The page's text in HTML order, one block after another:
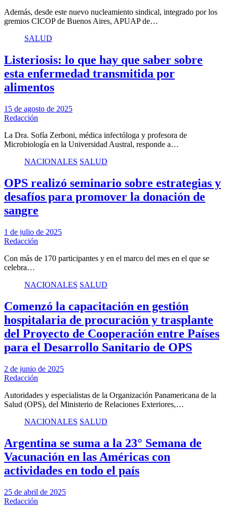
Además, desde este nuevo nucleamiento sindical, integrado por los
gremios CICOP de Buenos Aires, APUAP de…
SALUD
Listeriosis: lo que hay que saber sobre
esta enfermedad transmitida por
alimentos
15 de agosto de 2025
Redacción
La Dra. Sofía Zerboni, médica infectóloga y profesora de
Microbiología en la Universidad Austral, responde a…
NACIONALES SALUD
OPS realizó seminario sobre estrategias y
desafíos para promover la donación de
sangre
1 de julio de 2025
Redacción
Con más de 170 participantes y en el marco del mes en el que se
celebra…
NACIONALES SALUD
Comenzó la capacitación en gestión
hospitalaria de procuración y trasplante
del Proyecto de Cooperación entre Países
para el Desarrollo Sanitario de OPS
2 de junio de 2025
Redacción
Autoridades y especialistas de la Organización Panamericana de la
Salud (OPS), del Ministerio de Relaciones Exteriores,…
NACIONALES SALUD
Argentina se suma a la 23° Semana de
Vacunación en las Américas con
actividades en todo el país
25 de abril de 2025
Redacción